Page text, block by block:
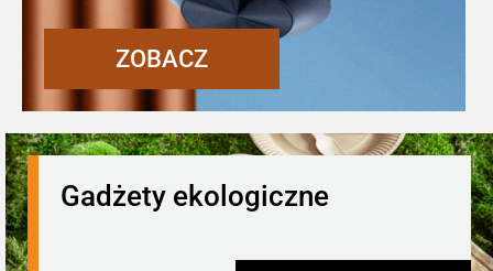
ZOBACZ
Gadżety ekologiczne